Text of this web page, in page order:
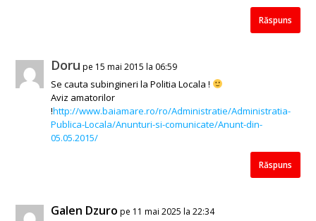
Răspuns
Doru pe 15 mai 2015 la 06:59
Se cauta subingineri la Politia Locala !
Aviz amatorilor
!http://www.baiamare.ro/ro/Administratie/Administratia-
Publica-Locala/Anunturi-si-comunicate/Anunt-din-
05.05.2015/
Răspuns
Galen Dzuro pe 11 mai 2025 la 22:34